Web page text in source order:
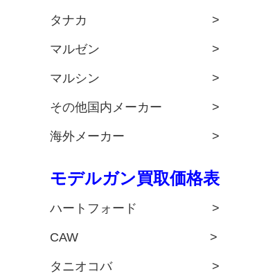
タナカ >
マルゼン >
マルシン >
その他国内メーカー >
海外メーカー >
モデルガン買取価格表
ハートフォード >
CAW >
タニオコバ >